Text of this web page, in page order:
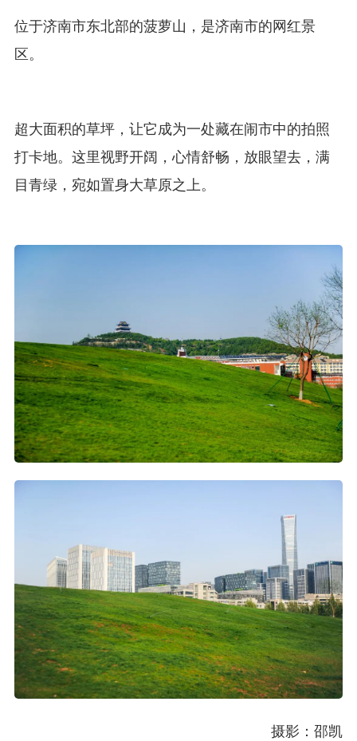
位于济南市东北部的菠萝山，是济南市的网红景
区。
超大面积的草坪，让它成为一处藏在闹市中的拍照
打卡地。这里视野开阔，心情舒畅，放眼望去，满
目青绿，宛如置身大草原之上。
摄影：邵凯